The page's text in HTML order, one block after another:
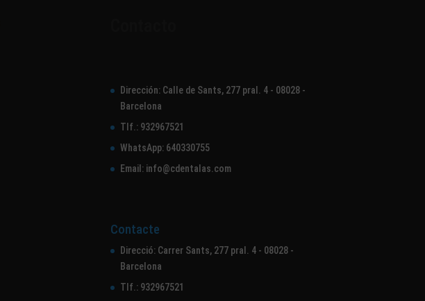
Dirección: Calle de Sants, 277 pral. 4 - 08028 -
Barcelona
Tlf.: 932967521
WhatsApp: 640330755
Email: info@cdentalas.com
Contacte
Direcció: Carrer Sants, 277 pral. 4 - 08028 -
Barcelona
Tlf.: 932967521